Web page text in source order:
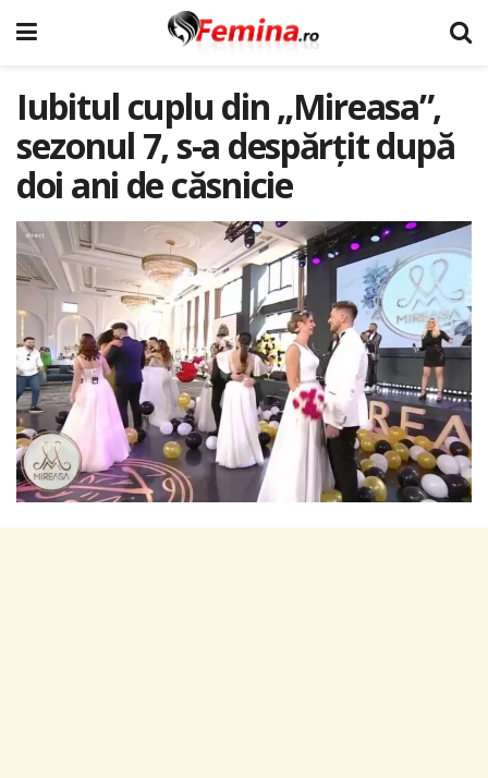
Iubitul cuplu din „Mireasa”,
sezonul 7, s-a despărțit după
doi ani de căsnicie